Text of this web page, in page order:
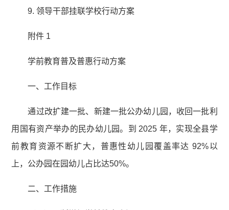
9. 领导干部挂联学校行动方案
附件 1
学前教育普及普惠行动方案
一、工作目标
通过改扩建一批、新建一批公办幼儿园，收回一批利
用国有资产举办的民办幼儿园。到 2025 年，实现全县学
前教育资源不断扩大，普惠性幼儿园覆盖率达 92%以
上，公办园在园幼儿占比达50%。
二、工作措施